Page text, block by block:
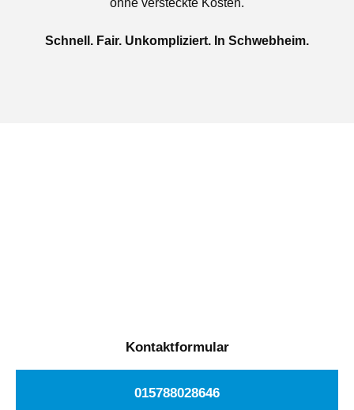
ohne versteckte Kosten.
Schnell. Fair. Unkompliziert. In Schwebheim.
Kontaktformular
015788028646